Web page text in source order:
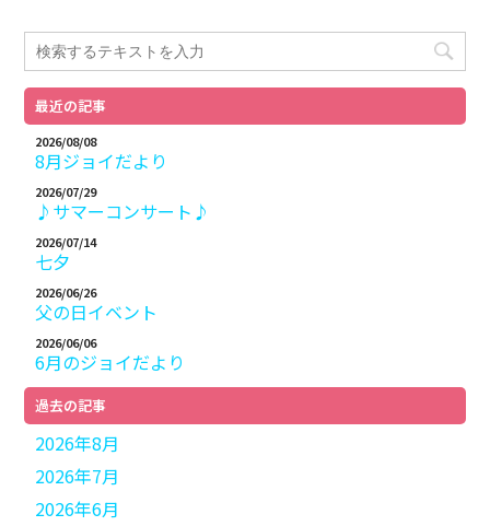
最近の記事
2026/08/08
8月ジョイだより
2026/07/29
♪サマーコンサート♪
2026/07/14
七夕
2026/06/26
父の日イベント
2026/06/06
6月のジョイだより
過去の記事
2026年8月
2026年7月
2026年6月